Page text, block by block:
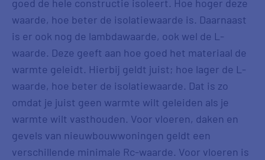
goed de hele constructie isoleert. Hoe hoger deze
waarde, hoe beter de isolatiewaarde is. Daarnaast
is er ook nog de lambdawaarde, ook wel de L-
waarde. Deze geeft aan hoe goed het materiaal de
warmte geleidt. Hierbij geldt juist; hoe lager de L-
waarde, hoe beter de isolatiewaarde. Dat is zo
omdat je juist geen warmte wilt geleiden als je
warmte wilt vasthouden. Voor vloeren, daken en
gevels van nieuwbouwwoningen geldt een
verschillende minimale Rc-waarde. Voor vloeren is